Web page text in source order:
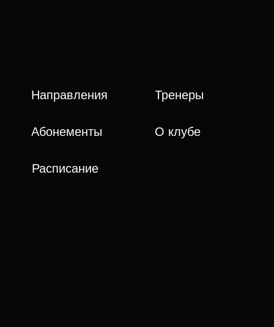
Абонементы О клубе
Тренеры
Направления
Расписание